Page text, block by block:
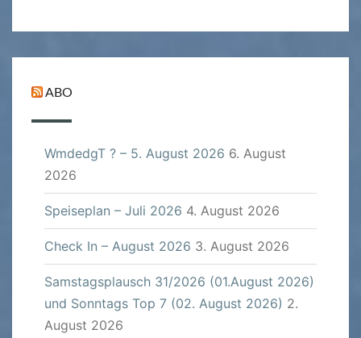
ABO
WmdedgT ? – 5. August 2026 6. August
2026
Speiseplan – Juli 2026 4. August 2026
Check In – August 2026 3. August 2026
Samstagsplausch 31/2026 (01.August 2026)
und Sonntags Top 7 (02. August 2026) 2.
August 2026